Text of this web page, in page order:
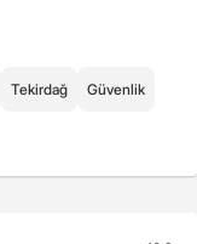
Tekirdağ Güvenlik